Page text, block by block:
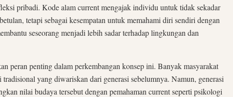
pribadi. Kode alam current mengajak individu untuk tidak sekadar
tetapi sebagai kesempatan untuk memahami diri sendiri dengan
seseorang menjadi lebih sadar terhadap lingkungan dan
peran penting dalam perkembangan konsep ini. Banyak masyarakat
tradisional yang diwariskan dari generasi sebelumnya. Namun, generasi
nilai budaya tersebut dengan pemahaman current seperti psikologi